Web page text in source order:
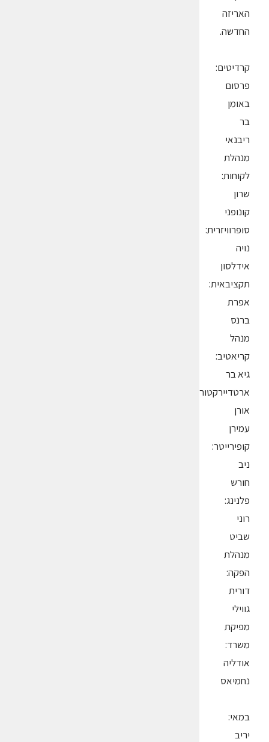
האריזה
החדשה.
קרדיטים:
פרסום
באומן
בר
ריבנאי
מנהלת
לקוחות:
שרון
קונופני
סופרוויזרית:
נויה
אידלסון
תקציבאית:
אפרת
ברנס
מנהל
קריאטיב:
גיא בר
ארטדיירקטור:
אורן
עמירן
קופירייטר:
ניב
חורש
פלנינג:
רוני
שביט
מנהלת
הפקה:
דורית
גווילי
מפיקת
משרד:
אודליה
נחמיאס
במאי:
יריב